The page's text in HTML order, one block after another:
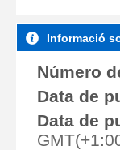
Informació
Número
Data de
Data de